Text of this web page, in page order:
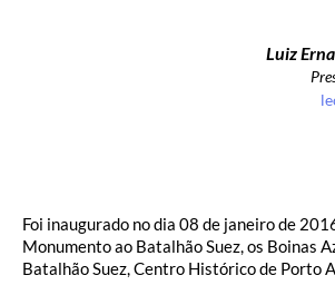
Luiz
Foi inaugurado no dia 08 de janeiro de
Monumento ao Batalhão Suez, os Boinas
Batalhão Suez, Centro Histórico de Porto